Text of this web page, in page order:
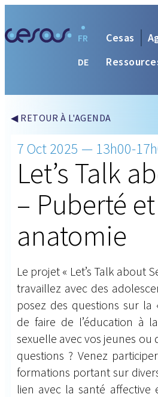
Cesas
FR
DE
◀ RETOUR À L'AGENDA
7 Oct 2025 — 13h00-
Let’s Talk
– Puberté et
anatomie
Le projet « Let’s Talk about
travaillez avec des
posez des questions sur la
de faire de l’éducation à
sexuelle avec vos jeunes ou
questions ? Venez
formations portant sur
lien avec la santé affective